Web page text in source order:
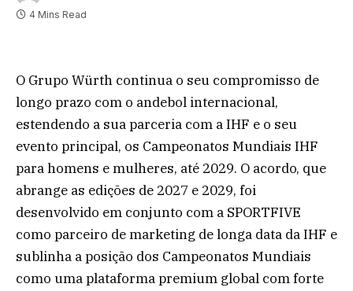
4 Mins Read
O Grupo Würth continua o seu compromisso de
longo prazo com o andebol internacional,
estendendo a sua parceria com a IHF e o seu
evento principal, os Campeonatos Mundiais IHF
para homens e mulheres, até 2029. O acordo, que
abrange as edições de 2027 e 2029, foi
desenvolvido em conjunto com a SPORTFIVE
como parceiro de marketing de longa data da IHF e
sublinha a posição dos Campeonatos Mundiais
como uma plataforma premium global com forte